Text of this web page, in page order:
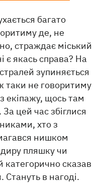
багато
де, не
страждає міський
є якась справа? На
зупиняється
таки не говоритиму
екіпажу, щось там
цей час збіглися
хто з
нишком
пляшку чи
категорично сказав
Стануть в нагоді.